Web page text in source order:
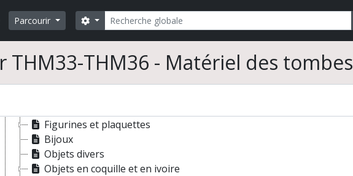
Parcourir Rechercher
Search options
THM33-THM36 - Matériel des tombes
Documents graphiques
Céramique
Figurines et plaquettes
Bijoux
Objets divers
Objets en coquille et en ivoire